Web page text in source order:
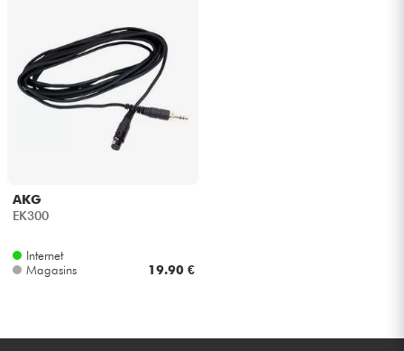
Home Studio
Casques
Micros & HF
Eclairage
AKG
EK300
Internet
Magasins
19.90 €